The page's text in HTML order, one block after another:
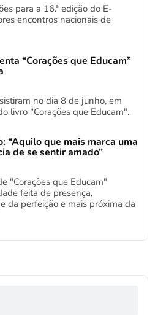
para a 16.ª edição do E-
encontros nacionais de
“Corações que Educam”
no dia 8 de junho, em
livro “Corações que Educam".
“Aquilo que mais marca uma
de se sentir amado”
"Corações que Educam"
feita de presença,
da perfeição e mais próxima da